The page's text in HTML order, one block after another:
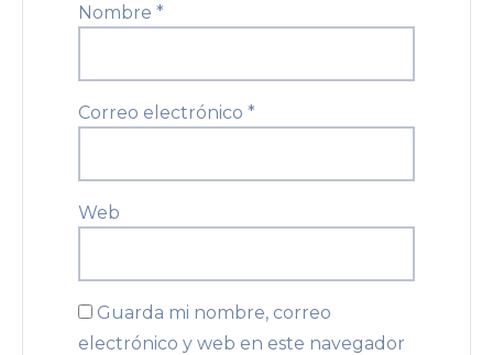
Nombre *
Correo electrónico *
Web
Guarda mi nombre, correo
electrónico y web en este navegador